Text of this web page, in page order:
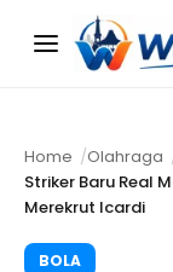
Menu
Home Olahraga
Striker Baru Real
Merekrut Icardi
BOLA